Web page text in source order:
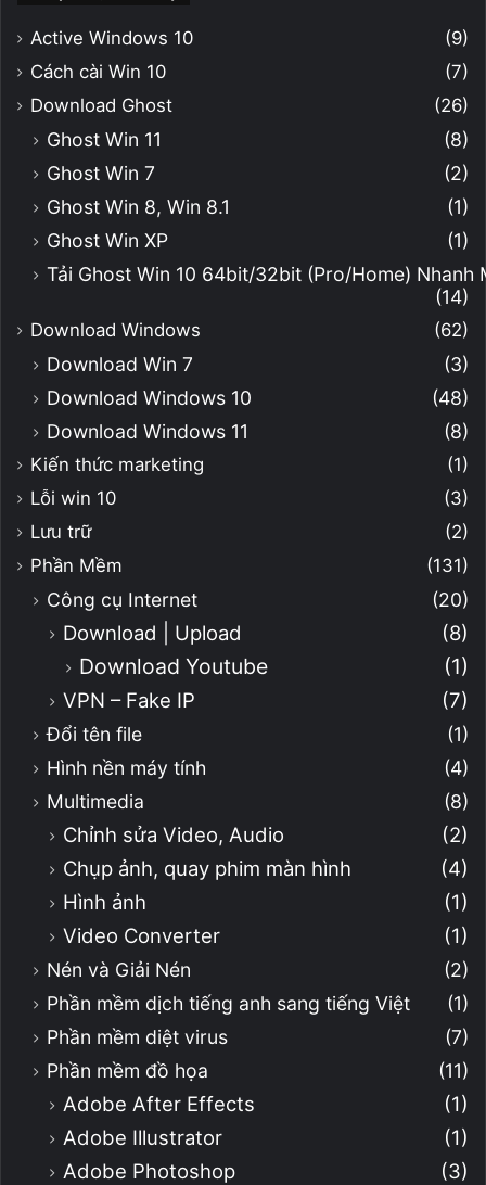
Active Windows 10
(9)
Cách cài Win 10
(7)
Download Ghost
(26)
Ghost Win 11
(8)
Ghost Win 7
(2)
Ghost Win 8, Win 8.1
(1)
Ghost Win XP
(1)
Tải Ghost Win 10 64bit/32bit (Pro/Home)
(14)
Download Windows (62)
Download Win 7
(3)
Download Windows 10
(48)
Download Windows 11
(8)
Kiến thức marketing
(1)
Lỗi win 10
(3)
Lưu trữ
(2)
Phần Mềm
(131)
Công cụ Internet (20)
Download | Upload (8)
Download Youtube (1)
VPN – Fake IP (7)
Đổi tên file
(1)
Hình nền máy tính
(4)
Multimedia
(8)
Chỉnh sửa Video, Audio
(2)
Chụp ảnh, quay phim màn hình
(4)
Hình ảnh
(1)
Video Converter
(1)
Nén và Giải Nén
(2)
Phần mềm dịch tiếng anh sang tiếng Việt
(1)
Phần mềm diệt virus
(7)
Phần mềm đồ họa
(11)
Adobe After Effects
(1)
Adobe Illustrator
(1)
Adobe Photoshop
(3)